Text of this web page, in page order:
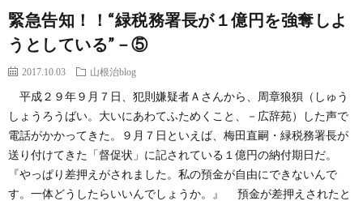
緊急告知！！“緑税務署長が１億円を強奪しよ
うとしている”－⑤
2017.10.03 山根治blog
平成２９年９月７日、犯則嫌疑者Ａさんから、周章狼狽（しゅう
しょうろうばい。大いにあわてふためくこと、－広辞苑）した声で
電話がかかってきた。９月７日といえば、梅田直嗣・緑税務署長が
送り付けてきた「督促状」に記されている１億円の納付期日だ。
『やっぱり差押えがされました。私の預金が自由にできないんで
す。一体どうしたらいいんでしょうか。』 預金が差押えされたと